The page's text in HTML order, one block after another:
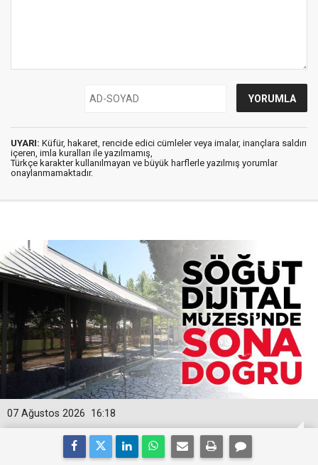
UYARI: Küfür, hakaret, rencide edici cümleler veya imalar, inançlara saldırı
içeren, imla kuralları ile yazılmamış,
Türkçe karakter kullanılmayan ve büyük harflerle yazılmış yorumlar
onaylanmamaktadır.
16:18
07 Ağustos 2026